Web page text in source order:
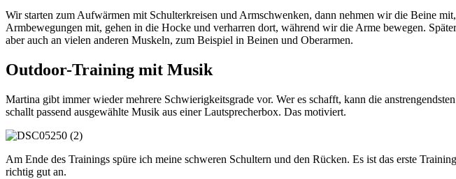
Wir starten zum Aufwärmen mit Schulterkreisen und Armschwenken, dann nehmen wir die Beine
Armbewegungen mit, gehen in die Hocke und verharren dort, während wir die Arme bewegen.
aber auch an vielen anderen Muskeln, zum Beispiel in Beinen und Oberarmen.
Outdoor-Training mit Musik
Martina gibt immer wieder mehrere Schwierigkeitsgrade vor. Wer es schafft, kann die
schallt passend ausgewählte Musik aus einer Lautsprecherbox. Das motiviert.
Am Ende des Trainings spüre ich meine schweren Schultern und den Rücken. Es ist das erste
richtig gut an.